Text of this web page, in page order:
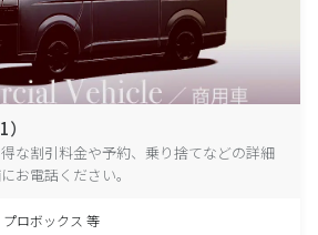
な割引料金や予約、乗り捨てなどの詳細
お電話ください。
プロボックス 等